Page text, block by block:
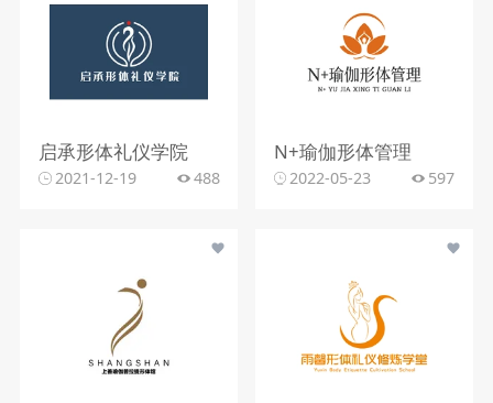
启承形体礼仪学院
2021-12-19 488
N+瑜伽形体管理
2022-05-23 597